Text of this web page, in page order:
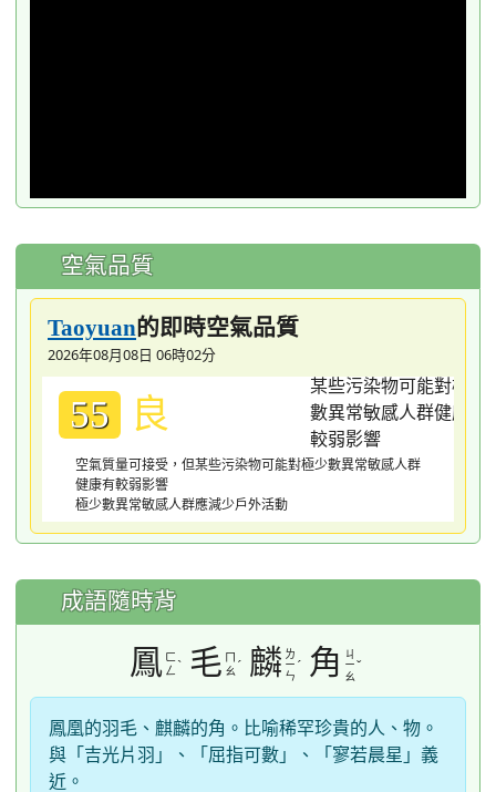
空氣品質
Taoyuan的即時空氣品質
2026年08月08日 06時02分
55 良
空氣質量可接受，但某些污染物可能對極少數異常敏感人群
健康有較弱影響
極少數異常敏感人群應減少戶外活動
成語隨時背
鳳 ㄈ
ㄥ ˋ 毛 ㄇ
ㄠ ˊ 麟 ㄌ
ㄧ
ㄣ
ˊ 角
ㄐ
ㄧ
ㄠ
ˇ
鳳凰的羽毛、麒麟的角。比喻稀罕珍貴的人、物。
與「吉光片羽」、「屈指可數」、「寥若晨星」義
近。